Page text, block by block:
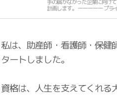
手の届かなかった企業に向けてプレゼンします。 【メディア戦略】 プレスリリ
計画します。 ーーー
私は、助産師・看護師・保健
タートしました。
資格は、人生を支えてくれる